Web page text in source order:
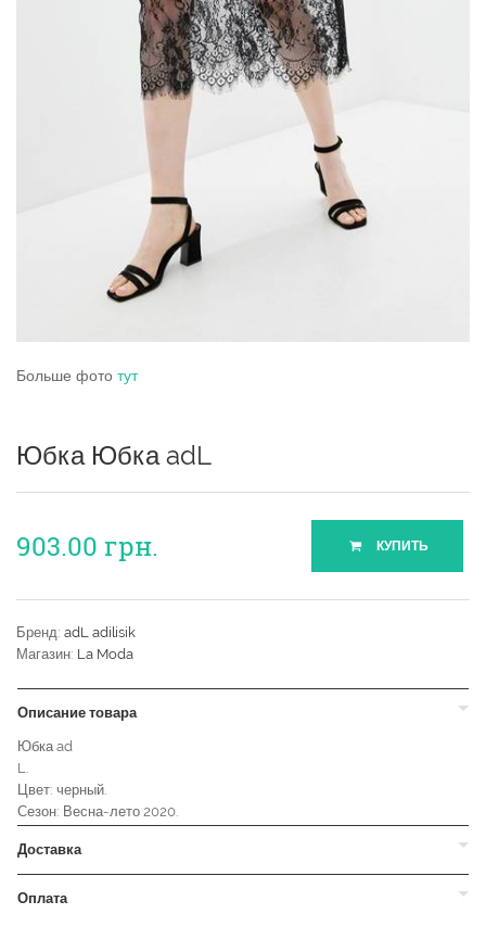
Больше фото тут
Юбка Юбка adL
903.00 грн. КУПИТЬ
Бренд: adL adilisik
Магазин: La Moda
Описание товара
Юбка ad
L.
Цвет: черный.
Сезон: Весна-лето 2020.
Доставка
Оплата